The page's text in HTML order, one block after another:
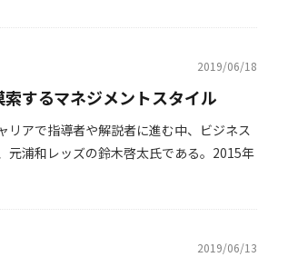
2019/06/18
索するマネジメントスタイル
リアで指導者や解説者に進む中、ビジネス
元浦和レッズの鈴木啓太氏である。2015年
2019/06/13